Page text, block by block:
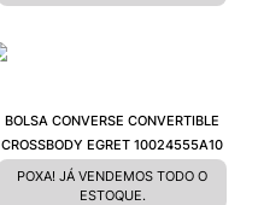
BOLSA CONVERSE CONVERTIBLE
CROSSBODY EGRET 10024555A10
POXA! JÁ VENDEMOS TODO O
ESTOQUE.